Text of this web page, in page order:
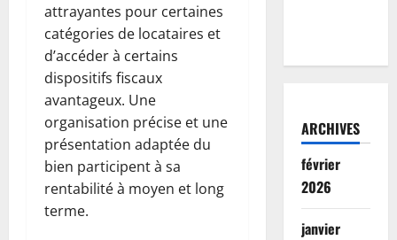
attrayantes pour certaines
catégories de locataires et
d’accéder à certains
dispositifs fiscaux
avantageux. Une
organisation précise et une
présentation adaptée du
bien participent à sa
rentabilité à moyen et long
terme.
ARCHIVES
février
2026
janvier